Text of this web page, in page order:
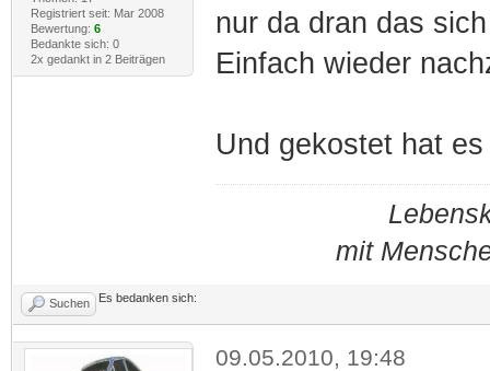
Registriert seit: Mar 2008
Bewertung: 6
Bedankte sich: 0
2x gedankt in 2 Beiträgen
nur da dran das
Einfach wieder
Und gekostet hat
mit
Suchen Es bedanken sich:
09.05.2010, 19:48